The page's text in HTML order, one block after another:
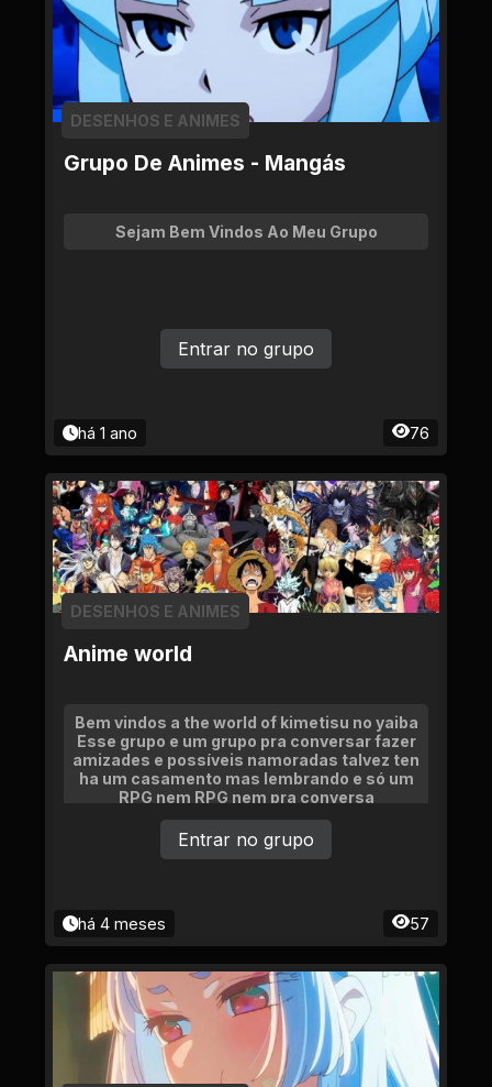
Grupo De Animes - Mangás
DESENHOS E ANIMES
Sejam Bem Vindos Ao Meu Grupo
há 1 ano 76
Entrar no grupo
Anime world
DESENHOS E ANIMES
Bem vindos a the world of kimetisu no yaiba
Esse grupo e um grupo pra conversar fazer
amizades e possíveis namoradas talvez ten
ha um casamento mas lembrando e só um
RPG nem RPG nem pra conversa
há 4 meses 57
Entrar no grupo